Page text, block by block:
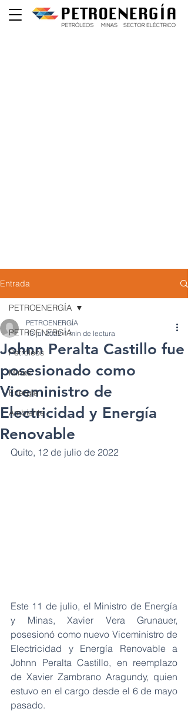
Entrada
PETROENERGÍA
Petróleos
Minas
Energía
Ambiente
PETROENERGÍA
Johnn Peralta Castillo fue
posesionado como
Viceministro de
Electricidad y Energía
Renovable
PETROENERGÍA
13 jul 2022 1 min de lectura
Quito, 12 de julio de 2022
Este 11 de julio, el Ministro de Energía
y Minas, Xavier Vera Grunauer,
posesionó como nuevo Viceministro de
Electricidad y Energía Renovable a
Johnn Peralta Castillo, en reemplazo
de Xavier Zambrano Aragundy, quien
estuvo en el cargo desde el 6 de mayo
pasado.